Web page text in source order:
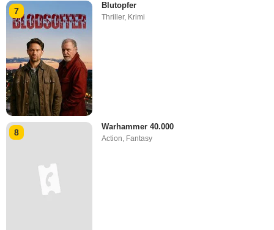
7
Blutopfer
Thriller, Krimi
8
Warhammer 40.000
Action Fantasy